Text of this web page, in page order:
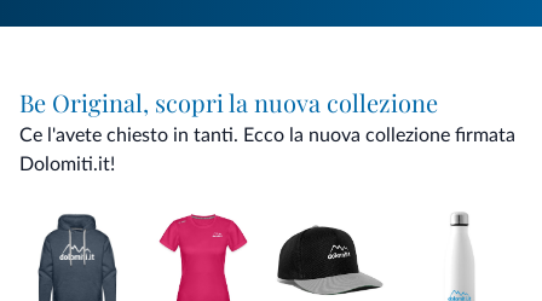
Be Original, scopri la nuova collezione
Ce l'avete chiesto in tanti. Ecco la nuova collezione firmata
Dolomiti.it!